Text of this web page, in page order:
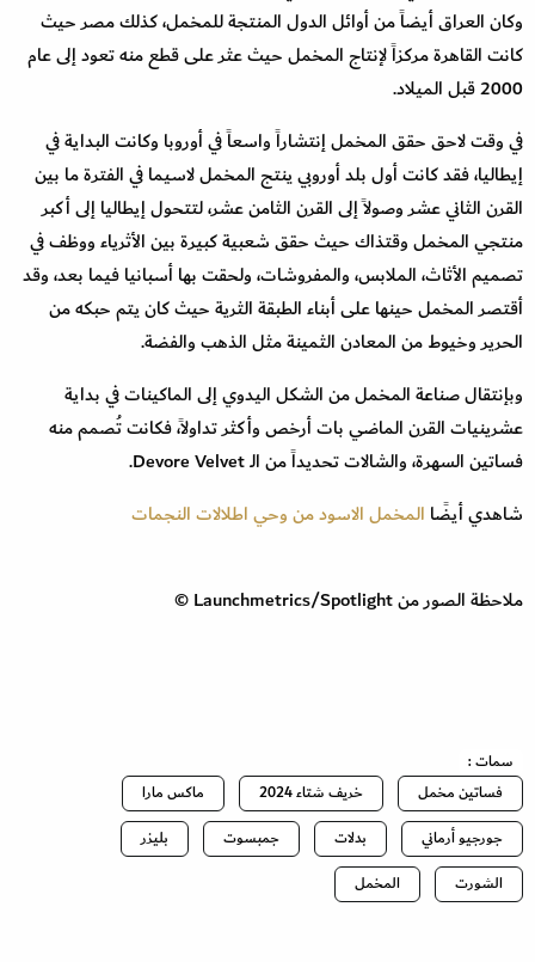
وكان العراق أيضاً من أوائل الدول المنتجة للمخمل، كذلك مصر حيث
كانت القاهرة مركزاً لإنتاج المخمل حيث عثر على قطع منه تعود إلى عام
2000 قبل الميلاد.
في وقت لاحق حقق المخمل إنتشاراً واسعاً في أوروبا وكانت البداية في
إيطاليا، فقد كانت أول بلد أوروبي ينتج المخمل لاسيما في الفترة ما بين
القرن الثاني عشر وصولاً إلى القرن الثامن عشر، لتتحول إيطاليا إلى أكبر
منتجي المخمل وقتذاك حيث حقق شعبية كبيرة بين الأثرياء ووظف في
تصميم الأثاث، الملابس، والمفروشات، ولحقت بها أسبانيا فيما بعد، وقد
أقتصر المخمل حينها على أبناء الطبقة الثرية حيث كان يتم حبكه من
الحرير وخيوط من المعادن الثمينة مثل الذهب والفضة.
وبإنتقال صناعة المخمل من الشكل اليدوي إلى الماكينات في بداية
عشرينيات القرن الماضي بات أرخص وأكثر تداولاً، فكانت تُصمم منه
فساتين السهرة، والشالات تحديداً من الـ Devore Velvet.
شاهدي أيضًا المخمل الاسود من وحي اطلالات النجمات
ملاحظة الصور من Launchmetrics/Spotlight ©
سمات :
فساتين مخمل
خريف شتاء 2024
ماكس مارا
جورجيو أرماني
بدلات جمبسوت
بليزر
الشورت
المخمل